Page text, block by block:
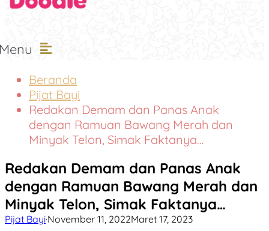
Beranda
Pijat Bayi
Redakan Demam dan Panas Anak
dengan Ramuan Bawang Merah dan
Minyak Telon, Simak Faktanya…
Redakan Demam dan Panas Anak
dengan Ramuan Bawang Merah dan
Minyak Telon, Simak Faktanya…
Pijat Bayi·November 11, 2022Maret 17, 2023